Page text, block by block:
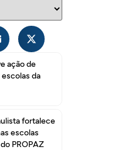
ação de
da
fortalece
escolas
PROPAZ